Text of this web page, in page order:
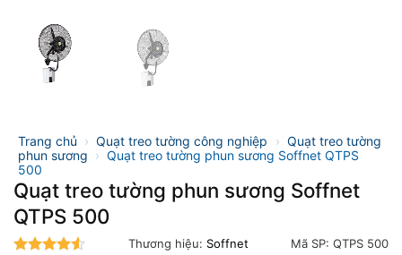
Trang chủ › Quạt treo tường công nghiệp › Quạt treo tường
phun sương › Quạt treo tường phun sương Soffnet QTPS
500
Quạt treo tường phun sương Soffnet
QTPS 500
Thương hiệu: Soffnet Mã SP: QTPS 500